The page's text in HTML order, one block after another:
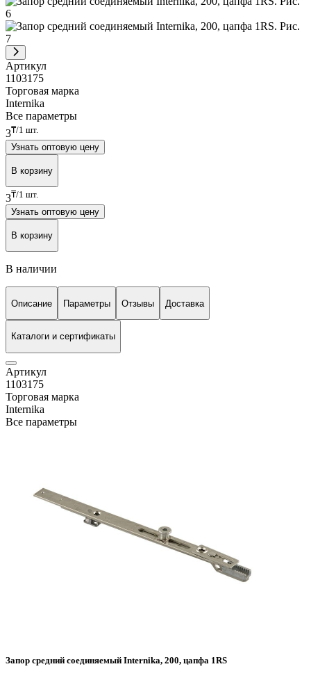
Артикул
1103175
Торговая марка
Internika
Все параметры
3₸/1 шт.
Узнать оптовую цену
В корзину
3₸/1 шт.
Узнать оптовую цену
В корзину
В наличии
Описание Параметры Отзывы Доставка
Каталоги и сертификаты
Артикул
1103175
Торговая марка
Internika
Все параметры
Запор средний соединяемый Internika, 200, цапфа 1RS